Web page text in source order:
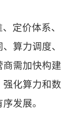
定价体系、
算力调度、
商需加快构建
化算力和数
发展。